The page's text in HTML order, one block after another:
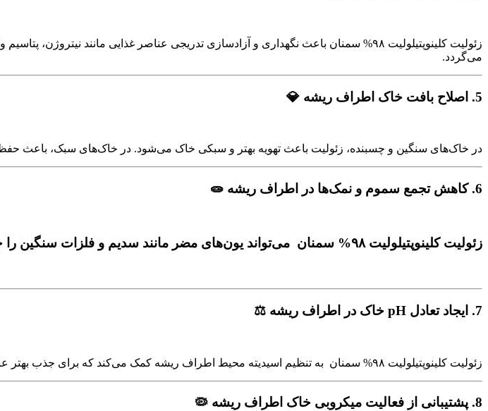
زئولیت کلینوپتیلولیت ۹۸% سمنان باعث نگهداری و آزادسازی تدریجی عناصر غذایی مانند
می‌گردد.
5. اصلاح بافت خاک اطراف ریشه 💎
در خاک‌های سنگین و چسبنده، زئولیت باعث تهویه بهتر و سبکی خاک می‌شود. در خاک‌های سبک، باعث
6. کاهش تجمع سموم و نمک‌ها در اطراف ریشه 🧫
زئولیت کلینوپتیلولیت ۹۸% سمنان می‌تواند یون‌های مضر مانند سدیم و فلزات سنگین را جذب و از دسترس خارج کند و به این ترتیب از آسیب به سیستم ریشه جلوگیری ‌کند.
7. ایجاد تعادل pH خاک در اطراف ریشه ⚖️
زئولیت کلینوپتیلولیت ۹۸% سمنان به تنظیم اسیدیته محیط اطراف ریشه کمک می‌کند که برای جذب بهتر عناصر مغذی ضروری است.
8. پشتیبانی از فعالیت میکروبی خاک اطراف ریشه 🦠